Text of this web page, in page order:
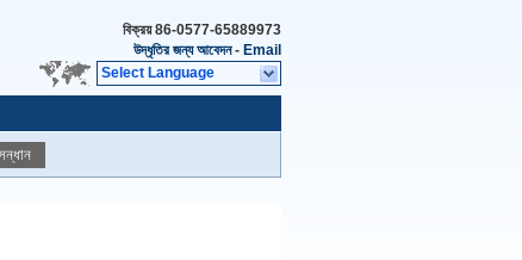
বিক্রয়86-0577-65889973
উদ্ধৃতির জন্য আবেদন- Email
Select Language